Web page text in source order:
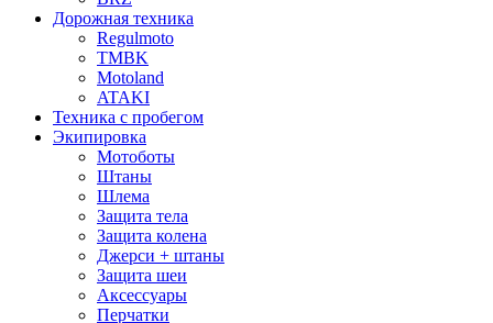
Дорожная техника
Regulmoto
TMBK
Motoland
ATAKI
Техника с пробегом
Экипировка
Мотоботы
Штаны
Шлема
Защита тела
Защита колена
Джерси + штаны
Защита шеи
Аксессуары
Перчатки